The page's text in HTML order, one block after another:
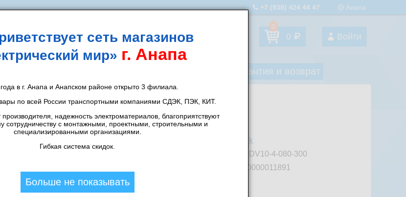
+7 (938) 424 44 47 Анапа
0
0 Войти
Гарантия и возврат
Цена в магазине:3 522 шт.
Iek
MDV10-4-080-300
00000011891
сеть магазинов
мир» г. Анапа
в г. Анапа и Анапском районе открыто 3 филиала.
по всей России транспортными компаниями СДЭК, ПЭК, КИТ.
надежность электроматериалов, благоприятствуют
сотрудничеству с монтажными, проектными, строительными и
специализированными организациями.
Гибкая система скидок.
Больше не показывать